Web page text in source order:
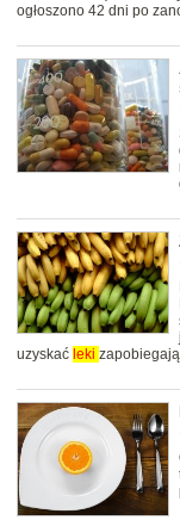
ogłoszono 42 dni po
uzyskać leki